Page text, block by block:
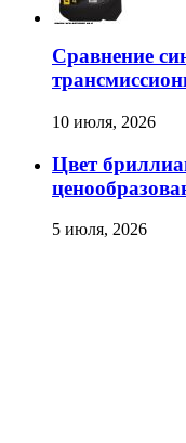
Сравнение
10 июля, 2026
Цвет
5 июля, 2026